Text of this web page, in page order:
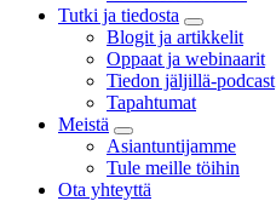
Tutki ja tiedosta
Blogit ja artikkelit
Oppaat ja webinaarit
Tiedon jäljillä-podcast
Tapahtumat
Meistä
Asiantuntijamme
Tule meille töihin
Ota yhteyttä